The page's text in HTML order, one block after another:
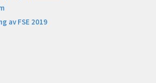
av FSE 2019